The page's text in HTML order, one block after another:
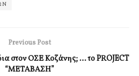
Previous Post
στον ΟΣΕ Κοζάνης; … το PROJECT
“ΜΕΤΑΒΑΣΗ”